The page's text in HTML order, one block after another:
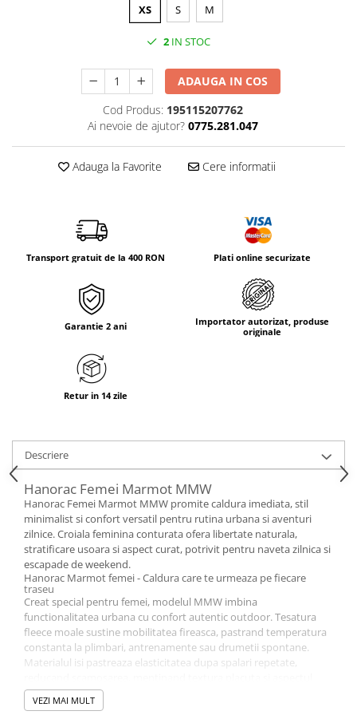
Bocanci alpinism
Ghete drumetie
Saltele & Accesorii
XS S M
2 IN STOC
ADAUGA IN COS
Cod Produs: 195115207762
Ai nevoie de ajutor? 0775.281.047
Adauga la Favorite Cere informatii
Transport gratuit de la 400 RON Plati online securizate
Garantie 2 ani
Importator autorizat, produse
originale
Retur in 14 zile
Descriere
Hanorac Femei Marmot MMW
Hanorac Femei Marmot MMW promite caldura imediata, stil
minimalist si confort versatil pentru rutina urbana si aventuri
zilnice. Croiala feminina conturata ofera libertate naturala,
stratificare usoara si aspect curat, potrivit pentru naveta zilnica si
escapade de weekend.
Hanorac Marmot femei - Caldura care te urmeaza pe fiecare
traseu
Creat special pentru femei, modelul MMW imbina
functionalitatea urbana cu confort autentic outdoor. Tesatura
fleece moale sustine mobilitatea fireasca, pastrand temperatura
constanta la plimbari, antrenamente sau drumetii spontane.
Materialul isi pastreaza elasticitatea dupa spalari repetate,
premium sezon dupa sezon, fara compromisuri.
Fleece tehnic, respirabil si prietenos cu pielea
VEZI MAI MULT